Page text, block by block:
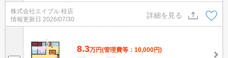
チン。追い焚き・エアコン・浴室乾燥機付きで設備充実!。
株式会社エイブル 桂店
情報更新日 2026/07/30
詳細を見る
8.3万円(管理費等：10,000円)